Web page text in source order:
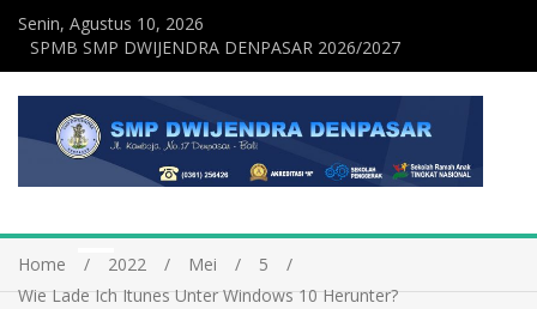
Senin, Agustus 10, 2026
SPMB SMP DWIJENDRA DENPASAR 2026/2027
Home 2022 Mei
5
Wie Lade Ich Itunes Unter Windows 10 Herunter?